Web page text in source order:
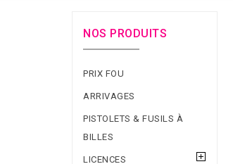
NOS PRODUITS
PRIX FOU
ARRIVAGES
PISTOLETS & FUSILS À
BILLES
LICENCES